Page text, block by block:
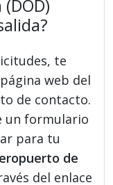
te
web del
de contacto.
un formulario
para tu
de
del enlace